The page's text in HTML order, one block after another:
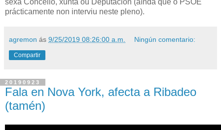
sexa Concello, xunta ou Deputación (aínda que o PSOE
prácticamente non interviu neste pleno).
agremon ás 9/25/2019 08:26:00 a.m. Ningún comentario:
Compartir
20190923
Fala en Nova York, afecta a Ribadeo
(tamén)